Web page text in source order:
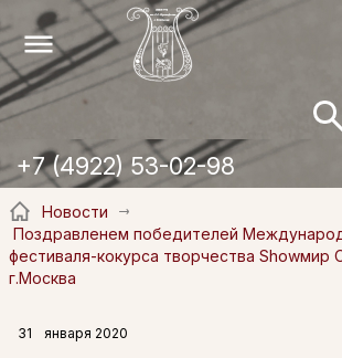
+7 (4922) 53-02-98
Новости
Поздравленем победителей
фестиваля-кокурса творчества Showмир
г.Москва
31 января 2020